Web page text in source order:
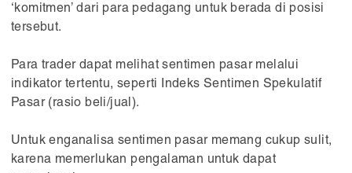
‘komitmen’ dari para pedagang untuk berada di posisi
tersebut.
Para trader dapat melihat sentimen pasar melalui
indikator tertentu, seperti Indeks Sentimen Spekulatif
Pasar (rasio beli/jual).
Untuk enganalisa sentimen pasar memang cukup sulit,
karena memerlukan pengalaman untuk dapat